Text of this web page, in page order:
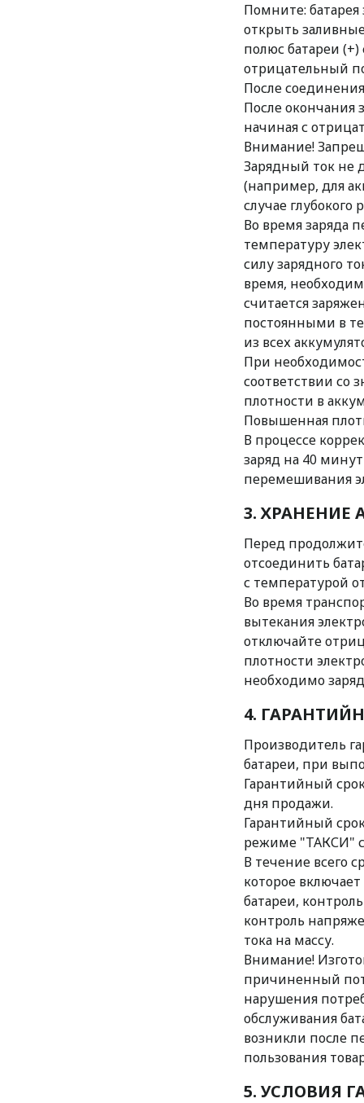
Помните:
открыть
полюс батареи
отрицательный
После
После окончания
начиная с
Внимание!
Зарядный ток не
(например, для
случае
Во время заряда
температуру
силу зарядного
время,
считается
постоянными в
из всех
При
соответствии со
плотности в
Повышенная
В процессе
заряд на 40
перемешивания
3. ХРАНЕНИЕ
Перед
отсоединить
с температурой
Во время
вытекания
отключайте
плотности
необходимо
4.
Производитель
батареи, при
Гарантийный
дня продажи.
Гарантийный
режиме "ТАКСИ"
В течение всего
которое
батареи,
контроль
тока на массу.
Внимание!
причиненный
нарушения
обслуживания
возникли после
пользования
5. УСЛОВИЯ